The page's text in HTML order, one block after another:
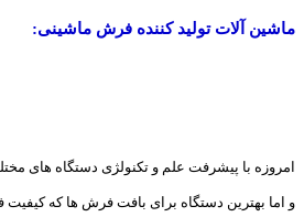
ماشین آلات تولید کننده فرش ماشینی:
امروزه با پیشرفت علم و تکنولژی دستگاه های
و اما بهترین دستگاه برای بافت فرش ها که